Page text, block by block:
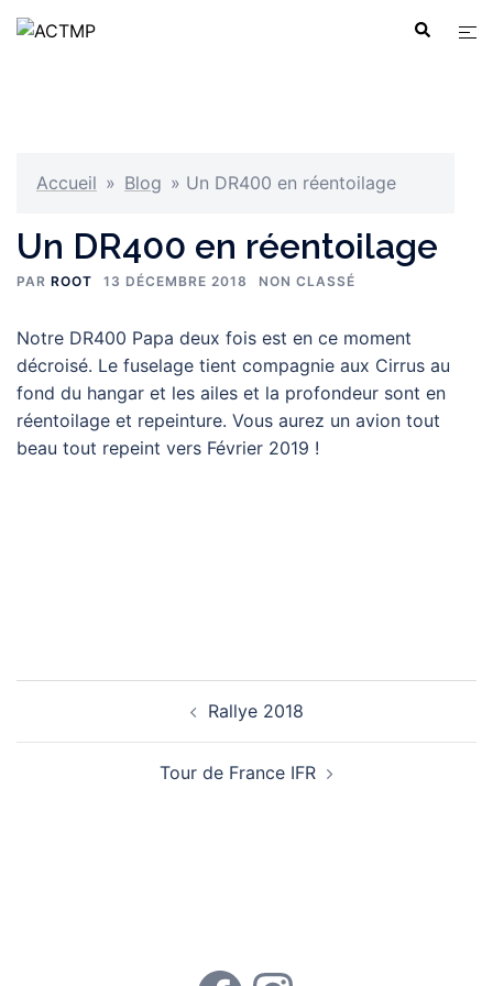
Aller
au
Accueil » Blog » Un DR400 en réentoilage
Un DR400 en réentoilage
PAR ROOT 13 DÉCEMBRE 2018 NON CLASSÉ
Notre DR400 Papa deux fois est en ce moment
décroisé. Le fuselage tient compagnie aux Cirrus au
fond du hangar et les ailes et la profondeur sont en
réentoilage et repeinture. Vous aurez un avion tout
beau tout repeint vers Février 2019 !
Navigation d’article
Rallye 2018
Tour de France IFR